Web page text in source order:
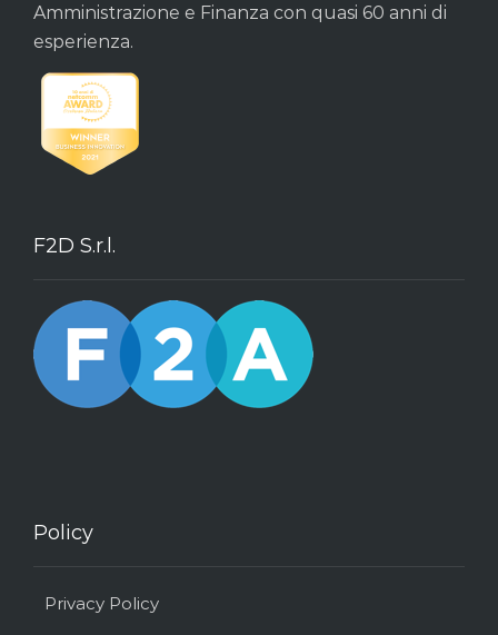
Amministrazione e Finanza con quasi 60 anni di
esperienza.
F2D S.r.l.
Policy
Privacy Policy